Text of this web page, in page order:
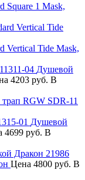
Square 1 Mask,
Vertical Tide Mask,
Душевой
4203 руб. В
RGW SDR-11
Душевой
4699 руб. В
21986
Цена 4800 руб. В